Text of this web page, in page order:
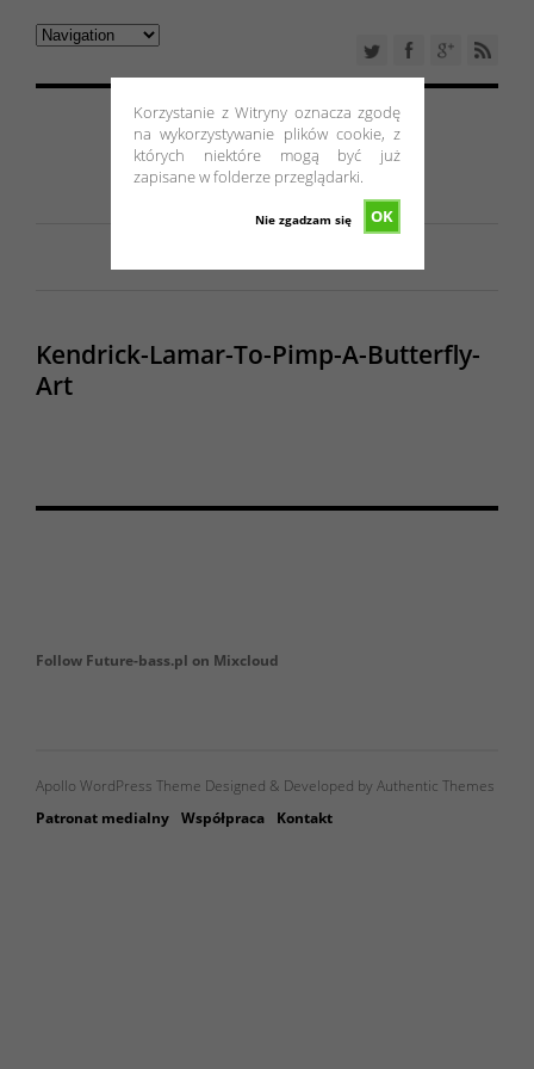
Korzystanie z Witryny oznacza zgodę
na wykorzystywanie plików cookie, z
których niektóre mogą być już
zapisane w folderze przeglądarki.
OK
Nie zgadzam się
Kendrick-Lamar-To-Pimp-A-Butterfly-
Art
Follow Future-bass.pl on Mixcloud
Apollo WordPress Theme Designed & Developed by Authentic Themes
Patronat medialny Współpraca Kontakt